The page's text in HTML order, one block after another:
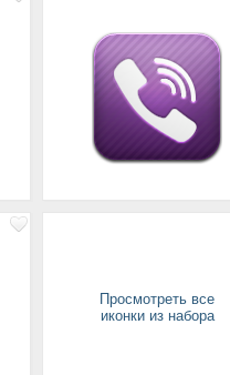
Просмотреть все
иконки из набора